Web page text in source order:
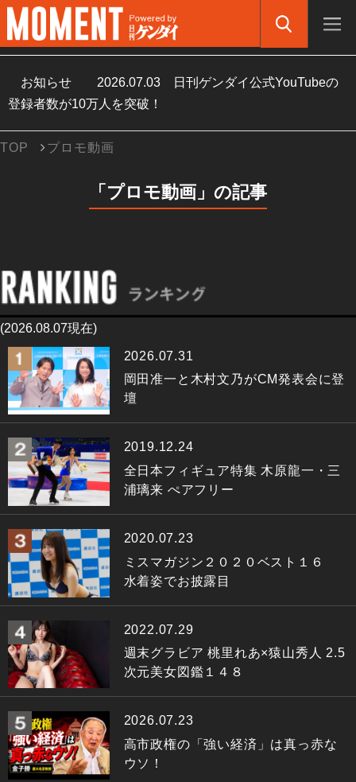
お知らせ 2026.07.03
日刊ゲンダイ公式YouTubeの
登録者数が10万人を突破！
TOP プロモ動画
「プロモ動画」の記事
(2026.08.07現在)
2026.07.31
岡田准一と木村文乃がCM発表会に登
壇
2019.12.24
全日本フィギュア特集 木原龍一・三
浦璃来 ぺアフリー
2020.07.23
ミスマガジン２０２０ベスト１６
水着姿でお披露目
2022.07.29
週末グラビア 桃里れあ×猿山秀人 2.5
次元美女図鑑１４８
2026.07.23
高市政権の「強い経済」は真っ赤な
ウソ！